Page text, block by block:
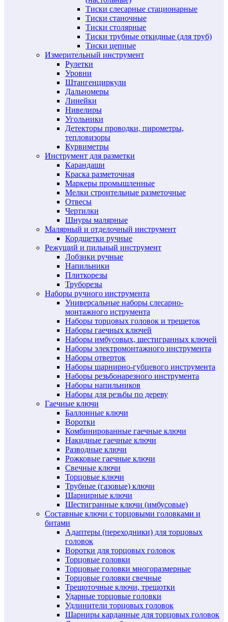
Тиски слесарные стационарные
Тиски станочные
Тиски столярные
Тиски трубные откидные (для труб)
Тиски цепные
Измерительный инструмент
Рулетки
Уровни
Штангенциркули
Дальномеры
Линейки
Нивелиры
Угольники
Детекторы проводки, пирометры,
тепловизоры
Курвиметры
Инструмент для разметки
Карандаши
Краска разметочная
Маркеры промышленные
Мелки строительные разметочные
Отвесы
Чертилки
Шнуры малярные
Малярный и отделочный инструмент
Кордщетки ручные
Режущий и пильный инструмент
Лобзики ручные
Напильники
Плиткорезы
Труборезы
Наборы ручного инструмента
Универсальные наборы слесарно-
монтажного иструмента
Наборы торцовых головок и трещеток
Наборы гаечных ключей
Наборы имбусовых, шестигранных ключей
Наборы электромонтажного инструмента
Наборы отверток
Наборы шарнирно-губцевого инструмента
Наборы резьбонарезного инструмента
Наборы напильников
Наборы для резьбы по дереву
Гаечные ключи
Баллонные ключи
Воротки
Комбинированные гаечные ключи
Накидные гаечные ключи
Разводные ключи
Рожковые гаечные ключи
Свечные ключи
Торцовые ключи
Трубные (газовые) ключи
Шарнирные ключи
Шестигранные ключи (имбусовые)
Составные ключи с торцовыми головками и
битами
Адаптеры (переходники) для торцовых
головок
Воротки для торцовых головок
Торцовые головки
Торцовые головки многоразмерные
Торцовые головки свечные
Трещоточные ключи, трещотки
Ударные торцовые головки
Удлинители торцовых головок
Шарниры карданные для торцовых головок